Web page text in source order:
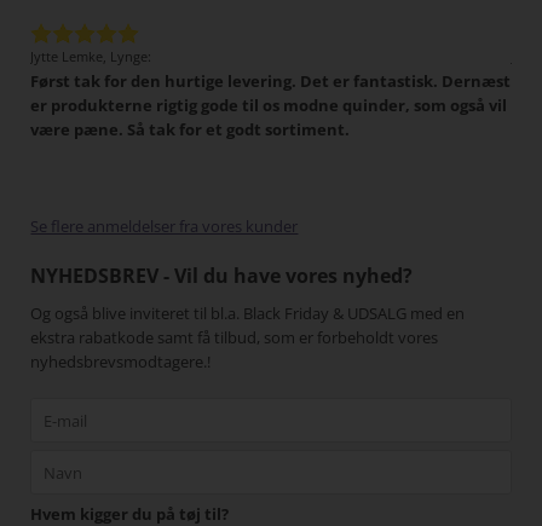
Jytte Lemke, Lynge:
Først tak for den hurtige levering. Det er fantastisk. Dernæst
er produkterne rigtig gode til os modne quinder, som også vil
være pæne. Så tak for et godt sortiment.
Se flere anmeldelser fra vores kunder
NYHEDSBREV - Vil du have vores nyhed?
Og også blive inviteret til bl.a. Black Friday & UDSALG med en
ekstra rabatkode samt få tilbud, som er forbeholdt vores
nyhedsbrevsmodtagere.!
Hvem kigger du på tøj til?